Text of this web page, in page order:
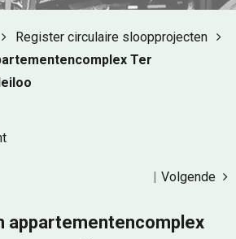
Register circulaire sloopprojecten
Ter
Volgende
|
appartementencomplex